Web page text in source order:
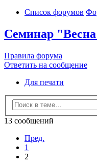
Список форумов
Семинар
Правила форума
Ответить на сообщение
Для печати
13 сообщений
Пред.
1
2